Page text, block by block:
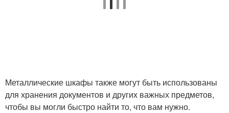
Металлические шкафы также могут быть использованы
для хранения документов и других важных предметов,
чтобы вы могли быстро найти то, что вам нужно.